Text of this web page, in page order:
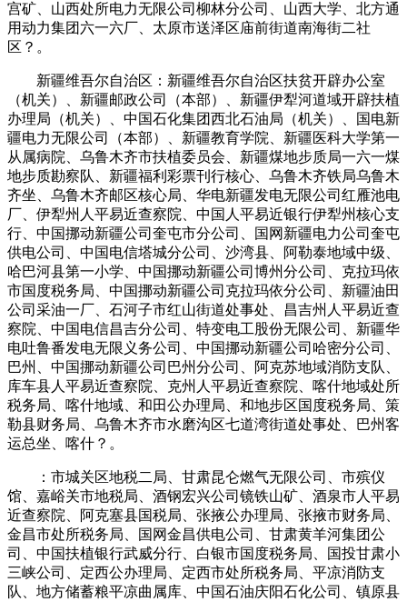
宫矿、山西处所电力无限公司柳林分公司、山西大学、北方通
用动力集团六一六厂、太原市送泽区庙前街道南海街二社
区？。
新疆维吾尔自治区：新疆维吾尔自治区扶贫开辟办公室
（机关）、新疆邮政公司（本部）、新疆伊犁河道域开辟扶植
办理局（机关）、中国石化集团西北石油局（机关）、国电新
疆电力无限公司（本部）、新疆教育学院、新疆医科大学第一
从属病院、乌鲁木齐市扶植委员会、新疆煤地步质局一六一煤
地步质勘察队、新疆福利彩票刊行核心、乌鲁木齐铁局乌鲁木
齐坐、乌鲁木齐邮区核心局、华电新疆发电无限公司红雁池电
厂、伊犁州人平易近查察院、中国人平易近银行伊犁州核心支
行、中国挪动新疆公司奎屯市分公司、国网新疆电力公司奎屯
供电公司、中国电信塔城分公司、沙湾县、阿勒泰地域中级、
哈巴河县第一小学、中国挪动新疆公司博州分公司、克拉玛依
市国度税务局、中国挪动新疆公司克拉玛依分公司、新疆油田
公司采油一厂、石河子市红山街道处事处、昌吉州人平易近查
察院、中国电信昌吉分公司、特变电工股份无限公司、新疆华
电吐鲁番发电无限义务公司、中国挪动新疆公司哈密分公司、
巴州、中国挪动新疆公司巴州分公司、阿克苏地域消防支队、
库车县人平易近查察院、克州人平易近查察院、喀什地域处所
税务局、喀什地域、和田公办理局、和地步区国度税务局、策
勒县财务局、乌鲁木齐市水磨沟区七道湾街道处事处、巴州客
运总坐、喀什？。
：市城关区地税二局、甘肃昆仑燃气无限公司、市殡仪
馆、嘉峪关市地税局、酒钢宏兴公司镜铁山矿、酒泉市人平易
近查察院、阿克塞县国税局、张掖公办理局、张掖市财务局、
金昌市处所税务局、国网金昌供电公司、甘肃黄羊河集团公
司、中国扶植银行武威分行、白银市国度税务局、国投甘肃小
三峡公司、定西公办理局、定西市处所税务局、平凉消防支
队、地方储蓄粮平凉曲属库、中国石油庆阳石化公司、镇原县